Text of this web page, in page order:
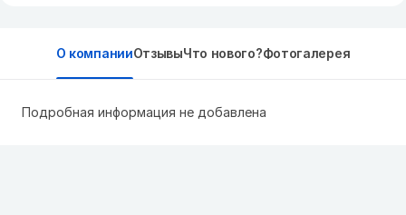
О компанииОтзывыЧто нового?Фотогалерея
Подробная информация не добавлена